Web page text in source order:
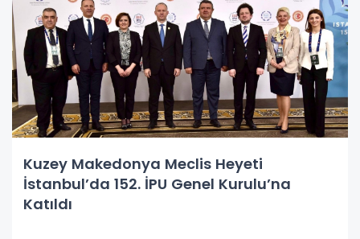
Kuzey Makedonya Meclis Heyeti
İstanbul’da 152. İPU Genel Kurulu’na
Katıldı